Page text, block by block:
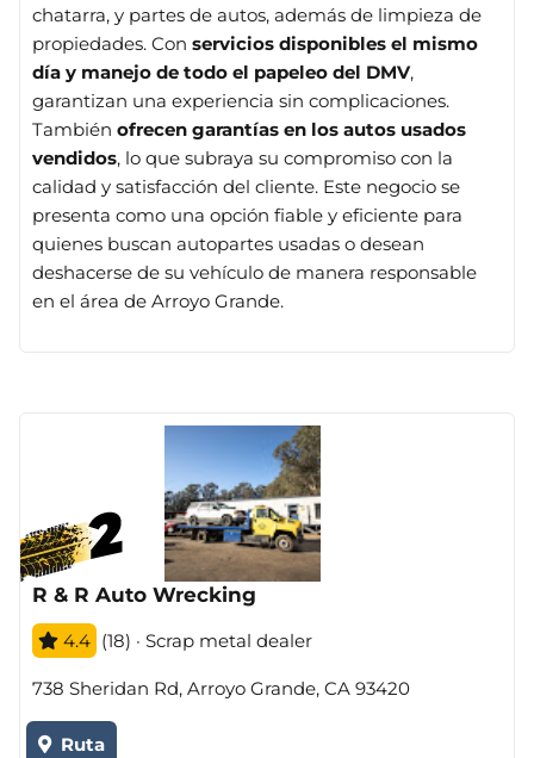
chatarra, y partes de autos, además de limpieza de
propiedades. Con servicios disponibles el mismo
día y manejo de todo el papeleo del DMV,
garantizan una experiencia sin complicaciones.
También ofrecen garantías en los autos usados
vendidos, lo que subraya su compromiso con la
calidad y satisfacción del cliente. Este negocio se
presenta como una opción fiable y eficiente para
quienes buscan autopartes usadas o desean
deshacerse de su vehículo de manera responsable
en el área de Arroyo Grande.
R & R Auto Wrecking
4.4 (18) · Scrap metal dealer
738 Sheridan Rd, Arroyo Grande, CA 93420
Ruta